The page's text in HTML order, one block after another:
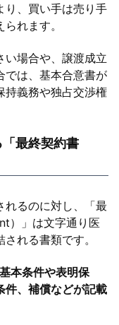
り、買い手は売り手
れます。
い場合や、譲渡成立
では、基本合意書が
持義務や独占交渉権
最終契約書
れるのに対し、「最
）」は文字通り医
れる書類です。
本条件や表明保
件、補償などが記載